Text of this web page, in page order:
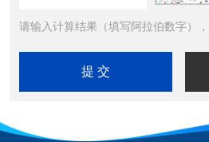
请输入计算结果（填写阿拉伯数字）